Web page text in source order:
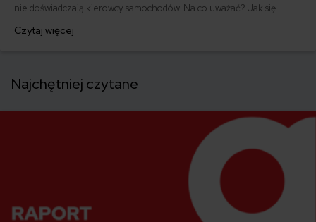
nie doświadczają kierowcy samochodów. Na co uważać? Jak się
Czytaj więcej
Najchętniej czytane